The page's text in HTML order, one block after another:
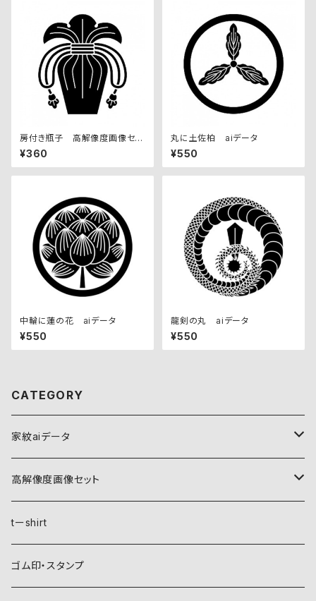
房付き瓶子 高解像度画像セッ
ト
¥360
丸に土佐柏 aiデータ
¥550
中輪に蓮の花 aiデータ
¥550
龍剣の丸 aiデータ
¥550
CATEGORY
家紋aiデータ
自然紋
稲妻
霞
植物紋
葵
動物紋
高解像度画像セット
自然紋
稲妻
植物紋
tーshirt
ゴム印・スタンプ